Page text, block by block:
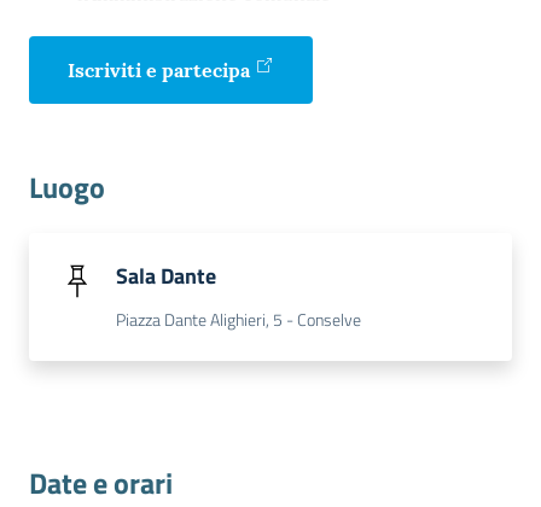
Servizi
online
Contatti
tter
Iscriviti e partecipa
Luogo
Sala Dante
Piazza Dante Alighieri, 5 - Conselve
Date e orari